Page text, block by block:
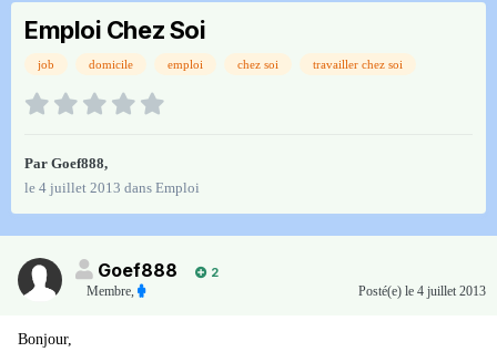
Emploi Chez Soi
job domicile emploi chez soi travailler chez soi
Par Goef888,
le 4 juillet 2013 dans Emploi
Goef888
2
Membre, Posté(e) le 4 juillet 2013
Bonjour,